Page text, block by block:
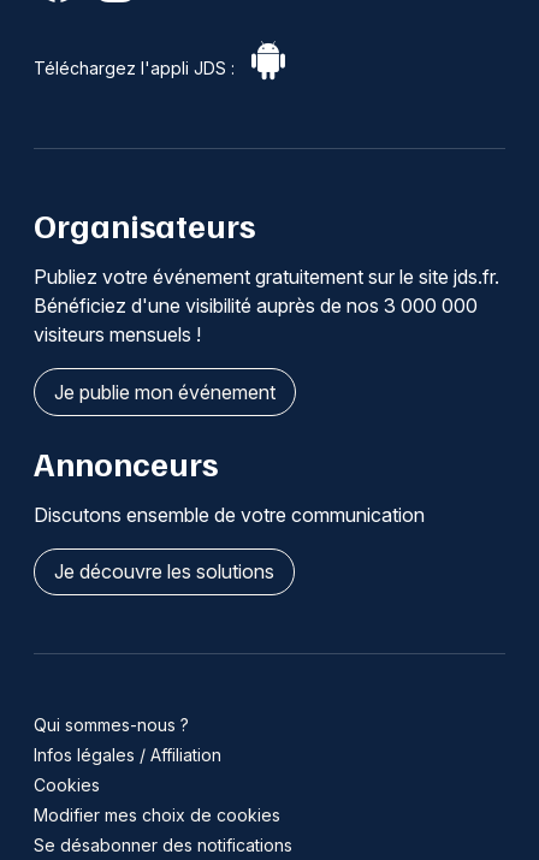
Téléchargez l'appli JDS :
Organisateurs
Publiez votre événement gratuitement sur le site jds.fr.
Bénéficiez d'une visibilité auprès de nos 3 000 000
visiteurs mensuels !
Je publie mon événement
Annonceurs
Discutons ensemble de votre communication
Je découvre les solutions
Qui sommes-nous ?
Infos légales / Affiliation
Cookies
Modifier mes choix de cookies
Se désabonner des notifications